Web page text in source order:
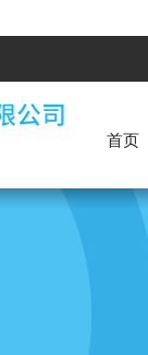
首页